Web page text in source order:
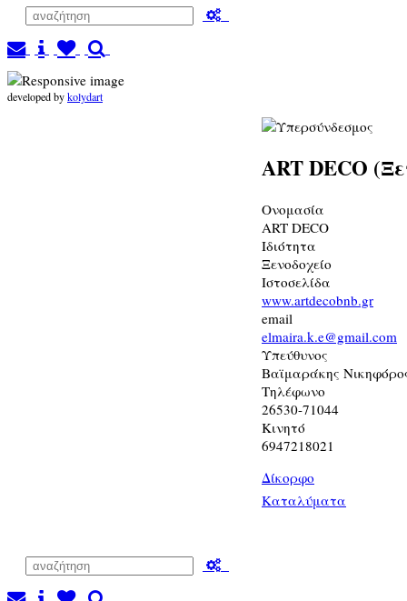
developed bykolydart
ART DECO
Ονομασία
ART DECO
Ιδιότητα
Ξενοδοχείο
Ιστοσελίδα
www.artdecobnb.gr
email
elmaira.k.e@gmail.com
Υπεύθυνος
Βαϊμαράκης
Τηλέφωνο
26530-71044
Κινητό
6947218021
Δίκορφο
Καταλύματα